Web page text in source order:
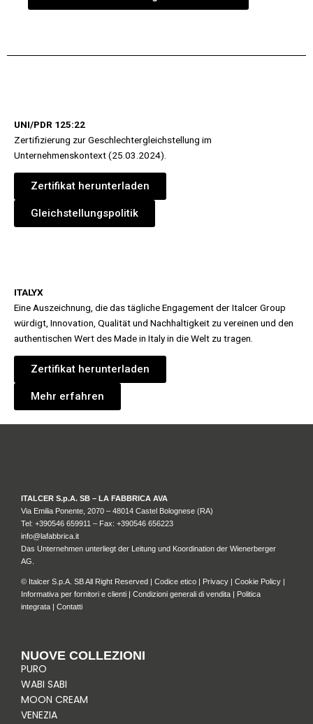
UNI/PDR 125:22
Zertifizierung zur Geschlechtergleichstellung im
Unternehmenskontext (25.03.2024).
Zertifikat herunterladen
Gleichstellungspolitik
ITALYX
Eine Auszeichnung, die das tägliche Engagement der Italcer Group
würdigt, Innovation, Qualität und Nachhaltigkeit zu vereinen und den
authentischen Wert des Made in Italy in die Welt zu tragen.
Zertifikat herunterladen
Mehr erfahren
ITALCER S.p.A. SB – LA FABBRICA AVA
Via Emilia Ponente, 2070 – 48014 Castel Bolognese (RA)
Tel: +390546 659911 – Fax: +390546 656223
info@lafabbrica.it
Das Unternehmen unterliegt der Leitung und Koordination der Wienerberger
AG.
© Italcer S.p.A. SB All Right Reserved | Codice etico | Privacy | Cookie Policy |
Informativa per fornitori e clienti | Condizioni generali di vendita | Politica
integrata | Contatti
NUOVE COLLEZIONI
PURO
WABI SABI
MOON CREAM
VENEZIA